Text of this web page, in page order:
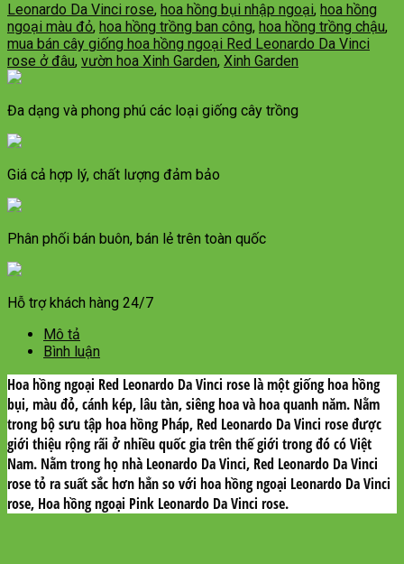
Leonardo Da Vinci rose, hoa hồng bụi nhập ngoại, hoa hồng
ngoại màu đỏ, hoa hồng trồng ban công, hoa hồng trồng chậu,
mua bán cây giống hoa hồng ngoại Red Leonardo Da Vinci
rose ở đâu, vườn hoa Xinh Garden, Xinh Garden
Đa dạng và phong phú các loại giống cây trồng
Giá cả hợp lý, chất lượng đảm bảo
Phân phối bán buôn, bán lẻ trên toàn quốc
Hỗ trợ khách hàng 24/7
Mô tả
Bình luận
Hoa hồng ngoại Red Leonardo Da Vinci rose là một giống hoa hồng
bụi, màu đỏ, cánh kép, lâu tàn, siêng hoa và hoa quanh năm. Nằm
trong bộ sưu tập hoa hồng Pháp, Red Leonardo Da Vinci rose được
giới thiệu rộng rãi ở nhiều quốc gia trên thế giới trong đó có Việt
Nam. Nằm trong họ nhà Leonardo Da Vinci, Red Leonardo Da Vinci
rose tỏ ra suất sắc hơn hẳn so với hoa hồng ngoại Leonardo Da Vinci
rose, Hoa hồng ngoại Pink Leonardo Da Vinci rose.